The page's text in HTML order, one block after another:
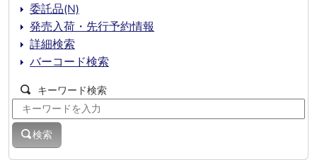
委託品(N)
発売入荷・先行予約情報
詳細検索
バーコード検索
キーワード検索
検索